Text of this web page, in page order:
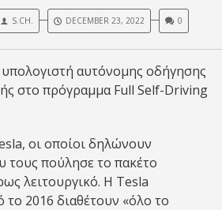
S.CH. DECEMBER 23, 2022 0
υπολογιστή αυτόνομης οδήγησης
στο πρόγραμμα Full Self-Driving
οι οποίοι δηλώνουν
τους πούλησε το πακέτο
λειτουργικό. Η Tesla
2016 διαθέτουν «όλο το